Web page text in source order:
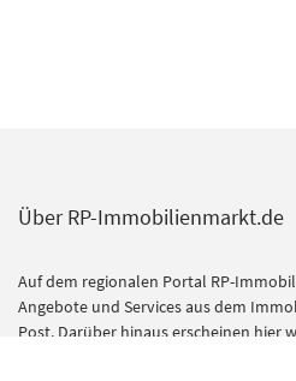
Über RP-Immobilienmarkt.de
Auf dem regionalen Portal RP-
Angebote und Services aus dem
Post. Darüber hinaus erscheinen hier